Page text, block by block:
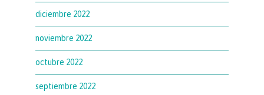
diciembre 2022
noviembre 2022
octubre 2022
septiembre 2022